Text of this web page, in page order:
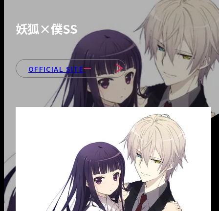
ッセージ
- 会社情報
- 部署紹介
INTERVIEWS
RECRUIT
- 募集職種
妖狐×僕SS
OFFICIAL SITE